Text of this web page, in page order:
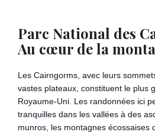
Parc National des
Au cœur de la
Les Cairngorms, avec leurs
vastes plateaux, constituent le plus
Royaume-Uni. Les randonnées ici
tranquilles dans les vallées à des
munros, les montagnes écossaises